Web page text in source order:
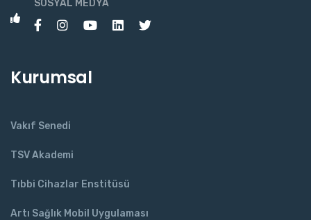
SOSYAL MEDYA
Kurumsal
Vakıf Senedi
TSV Akademi
Tıbbi Cihazlar Enstitüsü
Artı Sağlık Mobil Uygulaması